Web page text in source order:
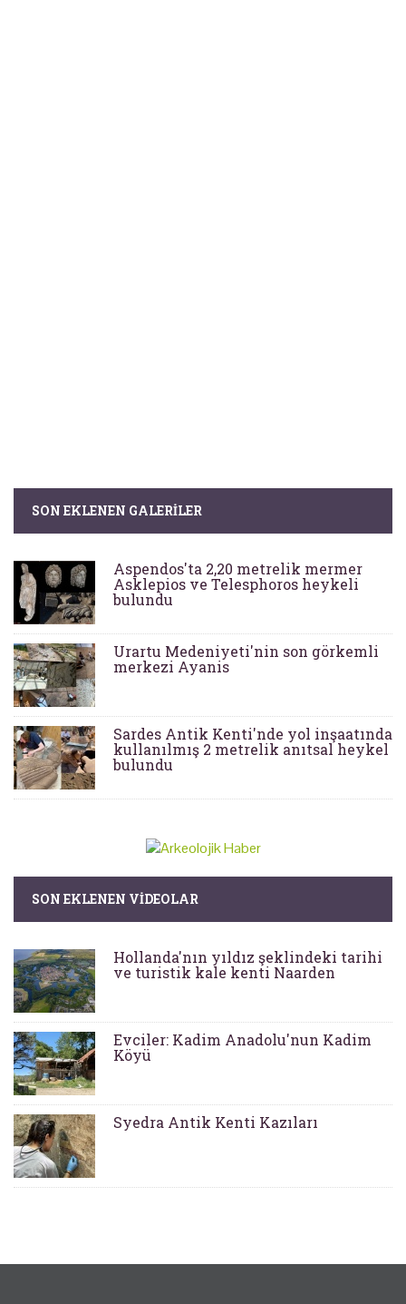
SON EKLENEN GALERILER
Aspendos'ta 2,20 metrelik mermer
Asklepios ve Telesphoros heykeli
bulundu
Urartu Medeniyeti'nin son görkemli
merkezi Ayanis
Sardes Antik Kenti'nde yol inşaatında
kullanılmış 2 metrelik anıtsal heykel
bulundu
SON EKLENEN VIDEOLAR
Hollanda'nın yıldız şeklindeki tarihi
ve turistik kale kenti Naarden
Evciler: Kadim Anadolu'nun Kadim
Köyü
Syedra Antik Kenti Kazıları